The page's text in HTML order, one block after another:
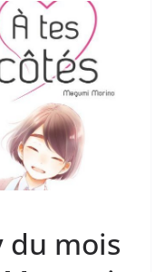
du mois